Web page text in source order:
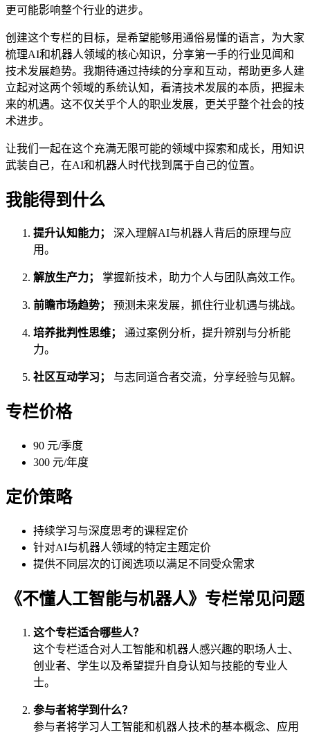
更可能影响整个行业的进步。
创建这个专栏的目标，是希望能够用通俗易懂的语言，为大家
梳理AI和机器人领域的核心知识，分享第一手的行业见闻和
技术发展趋势。我期待通过持续的分享和互动，帮助更多人建
立起对这两个领域的系统认知，看清技术发展的本质，把握未
来的机遇。这不仅关乎个人的职业发展，更关乎整个社会的技
术进步。
让我们一起在这个充满无限可能的领域中探索和成长，用知识
武装自己，在AI和机器人时代找到属于自己的位置。
我能得到什么
提升认知能力；
深入理解AI与机器人背后的原理与应
用。
解放生产力； 掌握新技术，助力个人与团队高效工作。
前瞻市场趋势； 预测未来发展，抓住行业机遇与挑战。
培养批判性思维；
通过案例分析，提升辨别与分析能
力。
社区互动学习； 与志同道合者交流，分享经验与见解。
专栏价格
90 元/季度
300 元/年度
定价策略
持续学习与深度思考的课程定价
针对AI与机器人领域的特定主题定价
提供不同层次的订阅选项以满足不同受众需求
《不懂人工智能与机器人》专栏常见问题
这个专栏适合哪些人？
这个专栏适合对人工智能和机器人感兴趣的职场人士、
创业者、学生以及希望提升自身认知与技能的专业人
士。
参与者将学到什么？
参与者将学习人工智能和机器人技术的基本概念、应用